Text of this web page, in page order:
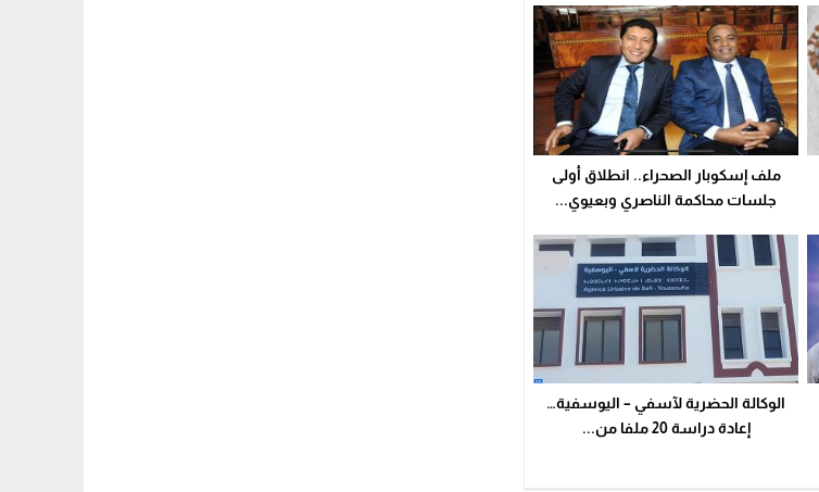
ملف إسكوبار الصحراء.. انطلاق أولى
جلسات محاكمة الناصري وبعيوي...
الوكالة الحضرية لآسفي – اليوسفية…
إعادة دراسة 20 ملفا من...